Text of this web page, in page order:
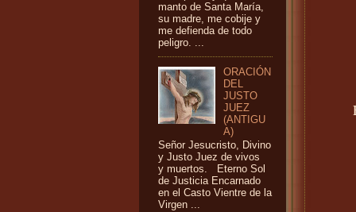
manto de Santa María,
su madre, me cobije y
me defienda de todo
peligro. ...
ORACIÓN
DEL
JUSTO
JUEZ
(ANTIGU
A)
Señor Jesucristo, Divino
y Justo Juez de vivos
y muertos. Eterno Sol
de Justicia Encarnado
en el Casto Vientre de la
Virgen ...